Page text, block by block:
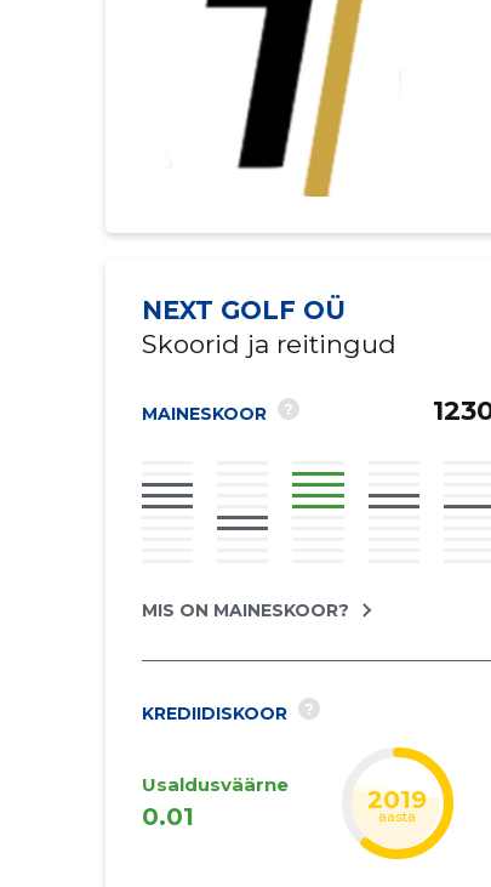
NEXT GOLF OÜ
Skoorid ja reitingud
MAINESKOOR ?
MIS ON MAINESKOOR?
KREDIIDISKOOR ?
Usaldusväärne
0.01
2020
aasta